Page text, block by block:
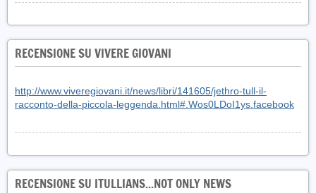
RECENSIONE SU VIVERE GIOVANI
http://www.viveregiovani.it/news/libri/141605/jethro-tull-il-
racconto-della-piccola-leggenda.html#.Wos0LDoI1ys.facebook
RECENSIONE SU ITULLIANS...NOT ONLY NEWS